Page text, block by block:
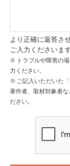
より正確に返答さ
ご入力くださいま
トラブルや障害の
力ください。
ご記入いただいた
著作者、取材対象者
ださい。